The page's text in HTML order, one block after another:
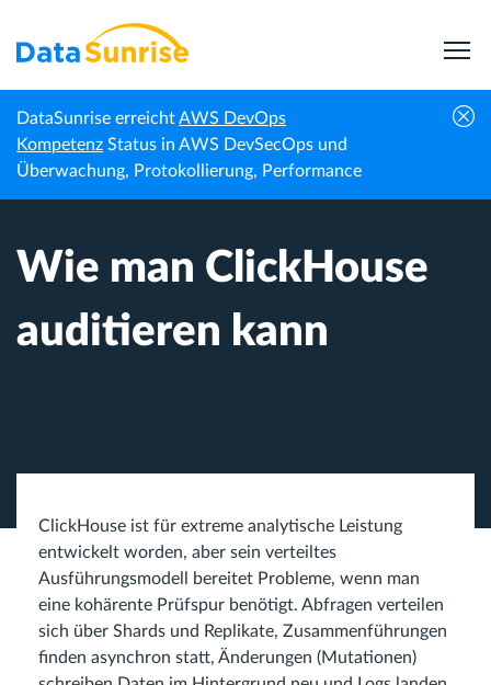
DataSunrise erreichtAWS DevOps
Kompetenz Status in AWS DevSecOps und
Überwachung, Protokollierung, Performance
Startseite Wissenszentrum Wie man ClickHouse auditieren kann
Wie man ClickHouse
auditieren kann
ClickHouse ist für extreme analytische Leistung
entwickelt worden, aber sein verteiltes
Ausführungsmodell bereitet Probleme, wenn man
eine kohärente Prüfspur benötigt. Abfragen verteilen
sich über Shards und Replikate, Zusammenführungen
finden asynchron statt, Änderungen (Mutationen)